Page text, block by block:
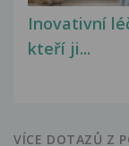
Inovativní
kteří ji...
VÍCE DOTAZŮ Z